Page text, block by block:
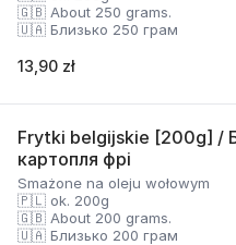
🇬🇧 About 250 grams.
🇺🇦 Близько 250 грам
13,90 zł
Frytki belgijskie [200g] /
картопля фрі
Smażone na oleju wołowym
🇵🇱 ok. 200g
🇬🇧 About 200 grams.
🇺🇦 Близько 200 грам